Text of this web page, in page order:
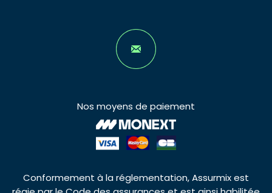
Nos moyens de paiement
Conformement à la réglementation, Assurmix est